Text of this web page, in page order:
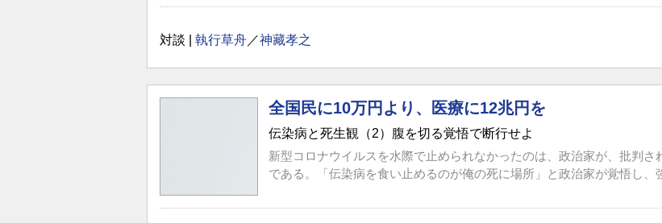
対談 | 執行草舟／神藏孝之
全国民に10万円より、医療に12兆円を
伝染病と死生観（2）腹を切る覚悟で断行せよ
新型コロナウイルスを水際で止められなかったのは、政治家が、批判
である。「伝染病を食い止めるのが俺の死に場所」と政治家が覚悟し